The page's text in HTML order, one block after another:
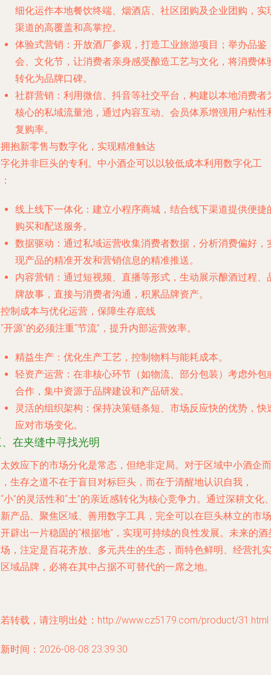
细化运作本地餐饮终端、烟酒店、社区团购及企业团购，实
渠道的高覆盖和高掌控。
体验式营销 ：开放酒厂参观，打造工业旅游项目；举办品鉴
会、文化节，让消费者亲身感受酿造工艺与文化，将消费体
转化为品牌口碑。
社群营销 ：利用微信、抖音等社交平台，构建以本地消费者
核心的私域流量池，通过内容互动、会员体系增强用户粘性
复购率。
抱新零售与数字化，实现精准触达
化并非巨头的专利。中小酒企可以以较低成本利用数字化工
线上线下一体化 ：建立小程序商城，结合线下渠道提供便捷
购买和配送服务。
数据驱动 ：通过私域运营收集消费者数据，分析消费偏好，
现产品的精准开发和营销信息的精准推送。
内容营销 ：通过短视频、直播等形式，生动展示酿酒过程、
牌故事，直接与消费者沟通，积累品牌资产。
制成本与优化运营，保障生存底线
开源”的必须注重“节流”，提升内部运营效率。
精益生产 ：优化生产工艺，控制物料与能耗成本。
轻资产运营 ：在非核心环节（如物流、部分包装）考虑外包
合作，集中资源于品牌建设和产品研发。
灵活的组织架构 ：保持决策链条短、市场反应快的优势，快
应对市场变化。
在夹缝中寻找光明
效应下的市场分化是常态，但绝非定局。对于区域中小酒企而
生存之道不在于盲目对标巨头，而在于清醒地认识自我，
小”的灵活性和“土”的亲近感转化为核心竞争力。通过深耕文化
产品、聚焦区域、善用数字工具，完全可以在巨头林立的市场
辟出一片稳固的“根据地”，实现可持续的良性发展。未来的酒
，注定是百花齐放、多元共生的生态，而特色鲜明、经营扎实
域品牌，必将在其中占据不可替代的一席之地。
转载，请注明出处：http://www.cz5179.com/product/31.html
时间：2026-08-08 23:39:30